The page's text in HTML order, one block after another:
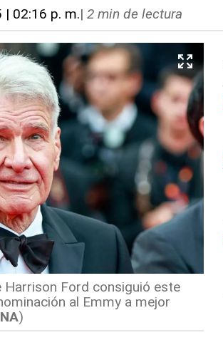
| 02:16 p. m.| 2 min de lectura
Ford consiguió este
al Emmy a mejor
)